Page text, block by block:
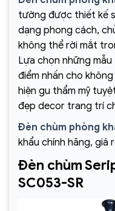
tường được thiết kế
dạng phong cách,
không thể rời mắt
Lựa chọn những mẫu
điểm nhấn cho
hiện gu thẩm mỹ
đẹp decor trang trí
Đèn chùm phòng
khẩu chính hãng, giá
Đèn chùm
SC053-SR